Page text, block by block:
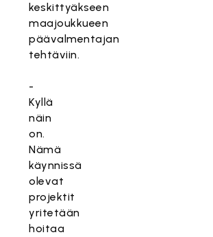
keskittyäkseen
maajoukkueen
päävalmentajan
tehtäviin.
-
Kyllä
näin
on.
Nämä
käynnissä
olevat
projektit
yritetään
hoitaa